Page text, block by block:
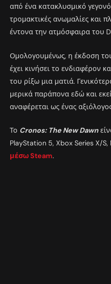
από ένα κατακλυσμικό
τρομακτικές ανωμαλίες και
έντονα την ατμόσφαιρα του
Ομολογουμένως, η έκδοση
έχει κινήσει το ενδιαφέρον
του ρίξω μια ματιά.
μερικά παράπονα εδώ και
αναφέρεται ως ένας
Το Cronos: The New Dawn
PlayStation 5, Xbox Series X/
μέσω Steam.